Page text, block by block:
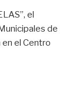
el
de
el Centro